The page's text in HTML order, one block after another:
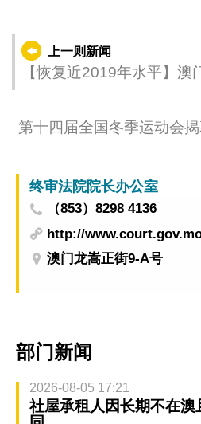
上一则新闻
【恢复近2019年水平】澳
17万旅客人次 与去年同
入住率9成5
第十四届全国冬季运动会揭幕 澳门体育代
终审法院院长办公室
（853）8298 4136
http://
澳门龙嵩正街9-A号
部门新闻
2026-08-05 17:21
社屋承租人因长期不在